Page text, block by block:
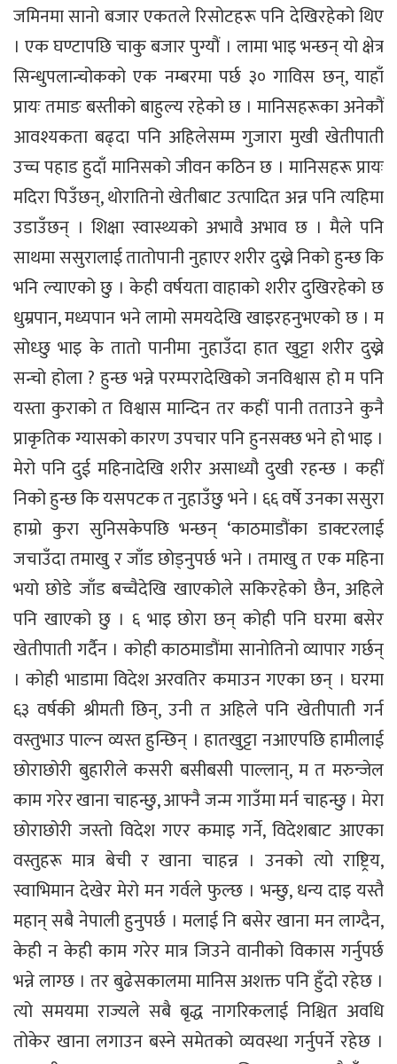
जमिनमा सानो बजार एकतले रिसोटहरू पनि देखिरहेको थिए
। एक घण्टापछि चाकु बजार पुग्यौं । लामा भाइ भन्छन् यो क्षेत्र
सिन्धुपलान्चोकको एक नम्बरमा पर्छ ३० गाविस छन्, याहाँ
प्रायः तमाङ बस्तीको बाहुल्य रहेको छ । मानिसहरूका अनेकौं
आवश्यकता बढ्दा पनि अहिलेसम्म गुजारा मुखी खेतीपाती
उच्च पहाड हुदाँ मानिसको जीवन कठिन छ । मानिसहरू प्रायः
मदिरा पिउँछन्, थोरातिनो खेतीबाट उत्पादित अन्न पनि त्यहिमा
उडाउँछन् । शिक्षा स्वास्थ्यको अभावै अभाव छ । मैले पनि
साथमा ससुरालाई तातोपानी नुहाएर शरीर दुख्ने निको हुन्छ कि
भनि ल्याएको छु । केही वर्षयता वाहाको शरीर दुखिरहेको छ
धुम्रपान, मध्यपान भने लामो समयदेखि खाइरहनुभएको छ । म
सोध्छु भाइ के तातो पानीमा नुहाउँदा हात खुट्टा शरीर दुख्ने
सन्चो होला ? हुन्छ भन्ने परम्परादेखिको जनविश्वास हो म पनि
यस्ता कुराको त विश्वास मान्दिन तर कहीं पानी तताउने कुनै
प्राकृतिक ग्यासको कारण उपचार पनि हुनसक्छ भने हो भाइ ।
मेरो पनि दुई महिनादेखि शरीर असाध्यौ दुखी रहन्छ । कहीं
निको हुन्छ कि यसपटक त नुहाउँछु भने । ६६ वर्षे उनका ससुरा
हाम्रो कुरा सुनिसकेपछि भन्छन् ‘काठमाडौंका डाक्टरलाई
जचाउँदा तमाखु र जाँड छोड्नुपर्छ भने । तमाखु त एक महिना
भयो छोडे जाँड बच्चैदेखि खाएकोले सकिरहेको छैन, अहिले
पनि खाएको छु । ६ भाइ छोरा छन् कोही पनि घरमा बसेर
खेतीपाती गर्दैन । कोही काठमाडौंमा सानोतिनो व्यापार गर्छन्
। कोही भाडामा विदेश अरवतिर कमाउन गएका छन् । घरमा
६३ वर्षकी श्रीमती छिन्, उनी त अहिले पनि खेतीपाती गर्न
वस्तुभाउ पाल्न व्यस्त हुन्छिन् । हातखुट्टा नआएपछि हामीलाई
छोराछोरी बुहारीले कसरी बसीबसी पाल्लान्, म त मरुन्जेल
काम गरेर खाना चाहन्छु, आफ्नै जन्म गाउँमा मर्न चाहन्छु । मेरा
छोराछोरी जस्तो विदेश गएर कमाइ गर्ने, विदेशबाट आएका
वस्तुहरू मात्र बेची र खाना चाहन्न । उनको त्यो राष्ट्रिय,
स्वाभिमान देखेर मेरो मन गर्वले फुल्छ । भन्छु, धन्य दाइ यस्तै
महान् सबै नेपाली हुनुपर्छ । मलाई नि बसेर खाना मन लाग्दैन,
केही न केही काम गरेर मात्र जिउने वानीको विकास गर्नुपर्छ
भन्ने लाग्छ । तर बुढेसकालमा मानिस अशक्त पनि हुँदो रहेछ ।
त्यो समयमा राज्यले सबै बृद्ध नागरिकलाई निश्चित अवधि
तोकेर खाना लगाउन बस्ने समेतको व्यवस्था गर्नुपर्ने रहेछ ।